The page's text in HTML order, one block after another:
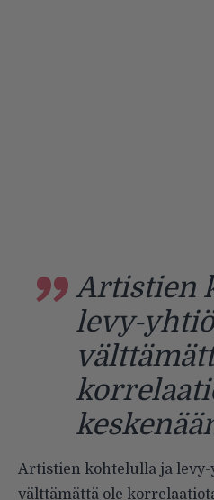
Artistien
levy-
Artistien kohtelulla ja
välttämättä ole